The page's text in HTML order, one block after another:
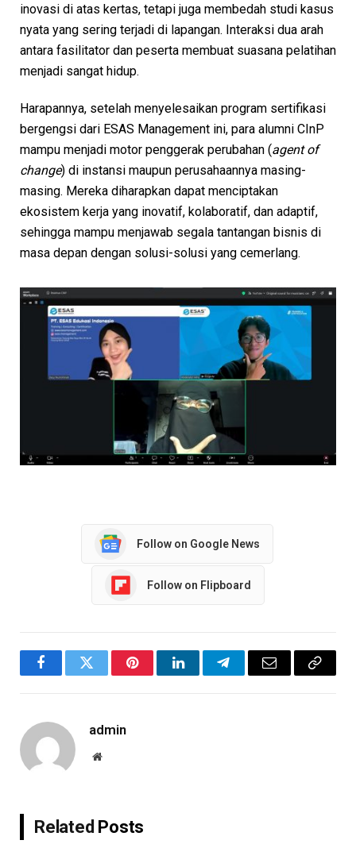
inovasi di atas kertas, tetapi juga membedah studi kasus
nyata yang sering terjadi di lapangan. Interaksi dua arah
antara fasilitator dan peserta membuat suasana pelatihan
menjadi sangat hidup.
Harapannya, setelah menyelesaikan program sertifikasi
bergengsi dari ESAS Management ini, para alumni CInP
mampu menjadi motor penggerak perubahan (agent of
change) di instansi maupun perusahaannya masing-
masing. Mereka diharapkan dapat menciptakan
ekosistem kerja yang inovatif, kolaboratif, dan adaptif,
sehingga mampu menjawab segala tantangan bisnis di
masa depan dengan solusi-solusi yang cemerlang.
Follow on Google News
Follow on Flipboard
FacebookTwitter PinterestLinkedInTelegramEmail
Copy
admin
Website
Related Posts